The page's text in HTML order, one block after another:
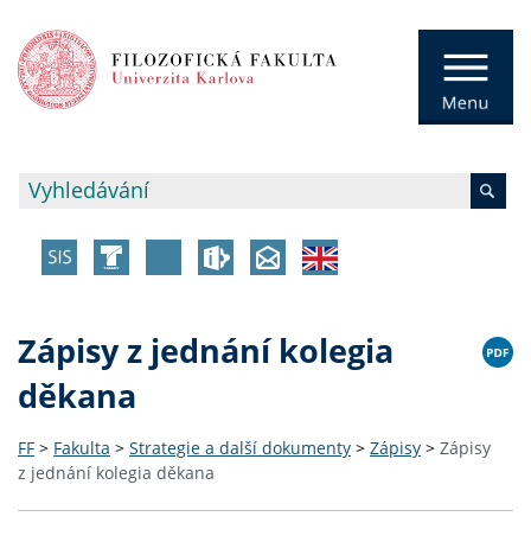
Zápisy z jednání kolegia
děkana
FF > Fakulta > Strategie a další dokumenty > Zápisy > Zápisy
z jednání kolegia děkana